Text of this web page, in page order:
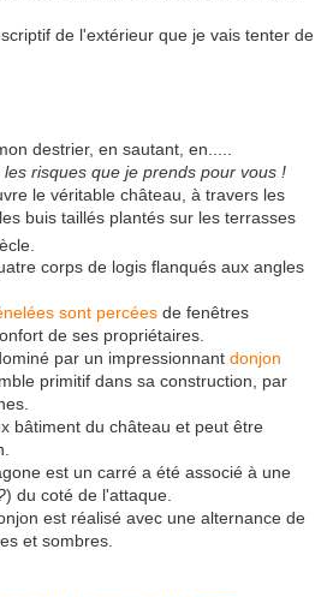
de l'extérieur que je vais tenter de
destrier, en sautant, en.....
risques que je prends pour vous !
le véritable château, à travers les
buis taillés plantés sur les terrasses
corps de logis flanqués aux angles
sont percées de fenêtres
de ses propriétaires.
par un impressionnant donjon
primitif dans sa construction, par
bâtiment du château et peut être
est un carré a été associé à une
) du coté de l'attaque.
est réalisé avec une alternance de
et sombres.